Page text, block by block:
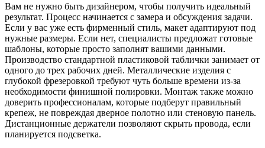
Вам не нужно быть дизайнером, чтобы получить идеальный
результат. Процесс начинается с замера и обсуждения задачи.
Если у вас уже есть фирменный стиль, макет адаптируют под
нужные размеры. Если нет, специалисты предложат готовые
шаблоны, которые просто заполнят вашими данными.
Производство стандартной пластиковой таблички занимает от
одного до трех рабочих дней. Металлические изделия с
глубокой фрезеровкой требуют чуть больше времени из-за
необходимости финишной полировки. Монтаж также можно
доверить профессионалам, которые подберут правильный
крепеж, не повреждая дверное полотно или стеновую панель.
Дистанционные держатели позволяют скрыть провода, если
планируется подсветка.